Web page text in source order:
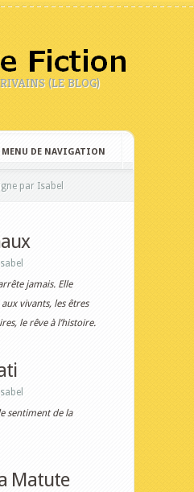
(LE BLOG)
MENU DE NAVIGATION
par Isabel
jamais. Elle
vivants, les êtres
le rêve à l’histoire.
sentiment de la
Matute